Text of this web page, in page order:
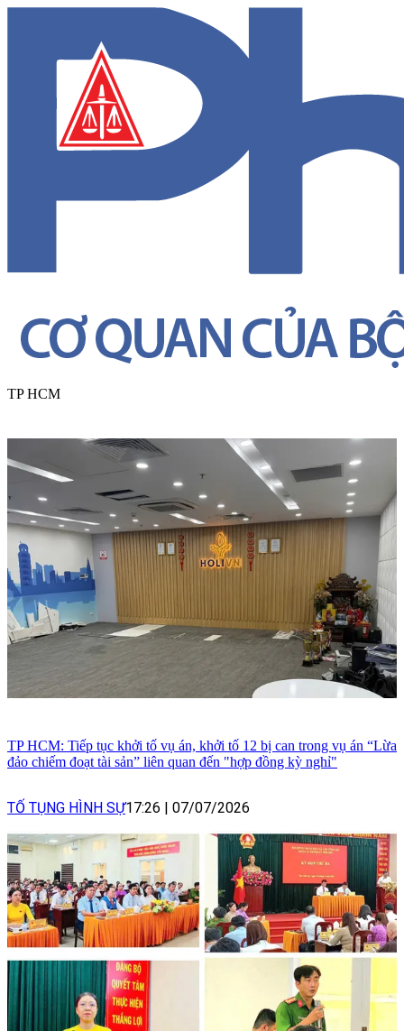
TP HCM
TP HCM: Tiếp tục khởi tố vụ án, khởi tố 12 bị can trong vụ án “Lừa
đảo chiếm đoạt tài sản” liên quan đến "hợp đồng kỳ nghỉ"
TỐ TỤNG HÌNH SỰ17:26 | 07/07/2026